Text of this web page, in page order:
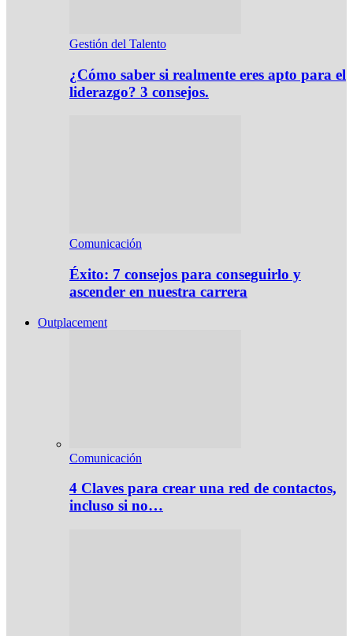
Gestión del Talento
¿Cómo saber si realmente eres apto para el
liderazgo? 3 consejos.
Comunicación
Éxito: 7 consejos para conseguirlo y
ascender en nuestra carrera
Outplacement
Comunicación
4 Claves para crear una red de contactos,
incluso si no…